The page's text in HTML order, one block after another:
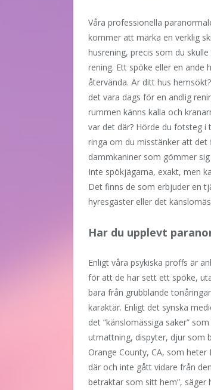
Våra professionella
kommer att märka en verklig
husrening, precis som du
rening. Ett spöke eller en ande
återvända. Är ditt hus
det vara dags för en andlig
rummen känns kalla och
var det där? Hörde du fotsteg i
ringa om du misstänker att det
dammkaniner som gömmer
Inte spökjägarna, exakt, men
Det finns de som erbjuder en
hyresgäster eller det
Har du upplevt
Enligt våra psykiska proffs är
för att de har sett ett spöke,
bara från grubblande
karaktär. Enligt det synska
det ”känslomässiga saker”
utmattning, dispyter, djur som
Orange County, CA, som
där och inte gått vidare från
betraktar som sitt hem”,